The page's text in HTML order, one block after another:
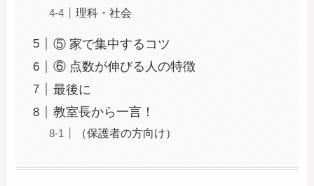
理科・社会
⑤ 家で集中するコツ
⑥ 点数が伸びる人の特徴
最後に
教室長から一言！
（保護者の方向け）